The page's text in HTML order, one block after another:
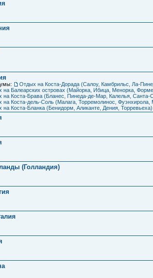
Отдых на Коста-Дорада (Салоу, Камбрильс, Ла-
на Балеарских островах (Майорка, Ибица, Менорка,
на Коста-Брава (Бланес, Пинеда-де-Мар, Калелья, Санта-
на Коста-дель-Соль (Малага, Торремолинос, Фуэнхирола,
на Коста-Бланка (Бенидорм, Аликанте, Дения, Торревьеха)
(Голландия)